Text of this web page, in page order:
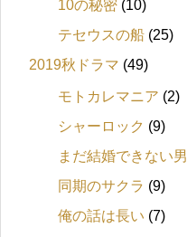
10の秘密 (10)
テセウスの船 (25)
2019秋ドラマ (49)
モトカレマニア (2)
シャーロック (9)
まだ結婚できない男
同期のサクラ (9)
俺の話は長い (7)